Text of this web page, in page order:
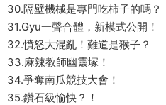
30.隔壁機械是專門吃柿子的嗎？
31.Gyu一聲合體，新模式公開！
32.憤怒大混亂！難道是猴子？
33.麻辣教師幽靈塚！
34.爭奪南瓜競技大會！
35.鑽石級愉快？！